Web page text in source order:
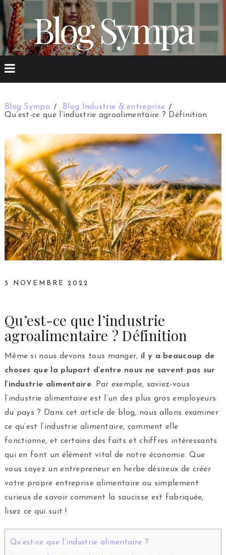
Blog Sympa
Blog Sympa
Blog Industrie & entreprise
Qu’est-ce que l’industrie agroalimentaire ? Définition
5 NOVEMBRE 2022
Qu’est-ce que l’industrie
agroalimentaire ? Définition
Même si nous devons tous manger, il y a beaucoup de
choses que la plupart d’entre nous ne savent pas sur
l’industrie alimentaire. Par exemple, saviez-vous
l’industrie alimentaire est l’un des plus gros employeurs
du pays ? Dans cet article de blog, nous allons examiner
ce qu’est l’industrie alimentaire, comment elle
fonctionne, et certains des faits et chiffres intéressants
qui en font un élément vital de notre économie. Que
vous soyez un entrepreneur en herbe désireux de créer
votre propre entreprise alimentaire ou simplement
curieux de savoir comment la saucisse est fabriquée,
lisez ce qui suit !
Qu’est-ce que l’industrie alimentaire ?